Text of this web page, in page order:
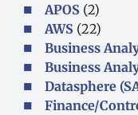
APOS (2)
AWS (22)
Business
Business
Datasphere
Finance/